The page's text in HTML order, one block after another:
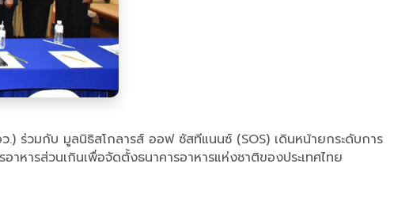
ร่วมกับ มูลนิธิสโกลารส์ ออฟ ซัสทีแนนซ์ (SOS) เดินหน้ายกระดับการ
หารส่วนเกินเพื่อจัดตั้งธนาคารอาหารแห่งชาติของประเทศไทย